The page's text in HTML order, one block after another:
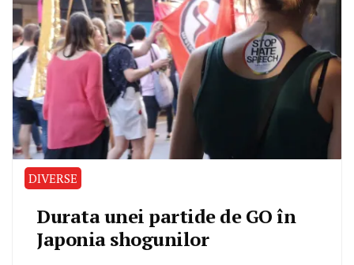
DIVERSE
Durata unei partide de GO în
Japonia shogunilor